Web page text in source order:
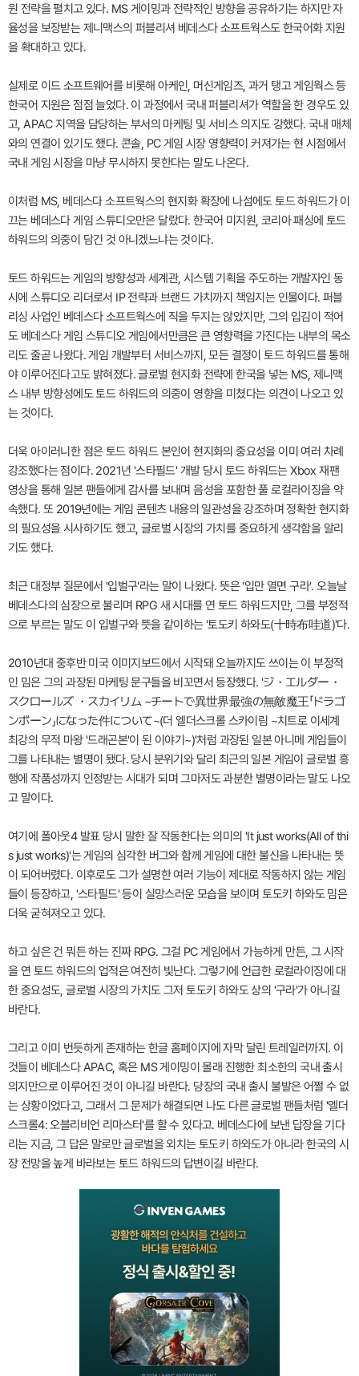
원 전략을 펼치고 있다. MS 게이밍과 전략적인 방향을 공유하기는 하지만 자
율성을 보장받는 제니맥스의 퍼블리셔 베데스다 소프트웍스도 한국어화 지원
을 확대하고 있다.
실제로 이드 소프트웨어를 비롯해 아케인, 머신게임즈, 과거 탱고 게임웍스 등
한국어 지원은 점점 늘었다. 이 과정에서 국내 퍼블리셔가 역할을 한 경우도 있
고, APAC 지역을 담당하는 부서의 마케팅 및 서비스 의지도 강했다. 국내 매체
와의 연결이 있기도 했다. 콘솔, PC 게임 시장 영향력이 커져가는 현 시점에서
국내 게임 시장을 마냥 무시하지 못한다는 말도 나온다.
이처럼 MS, 베데스다 소프트웍스의 현지화 확장에 나섬에도 토드 하워드가 이
끄는 베데스다 게임 스튜디오만은 달랐다. 한국어 미지원, 코리아 패싱에 토드
하워드의 의중이 담긴 것 아니겠느냐는 것이다.
토드 하워드는 게임의 방향성과 세계관, 시스템 기획을 주도하는 개발자인 동
시에 스튜디오 리더로서 IP 전략과 브랜드 가치까지 책임지는 인물이다. 퍼블
리싱 사업인 베데스다 소프트웍스에 직을 두지는 않았지만, 그의 입김이 적어
도 베데스다 게임 스튜디오 게임에서만큼은 큰 영향력을 가진다는 내부의 목소
리도 줄곧 나왔다. 게임 개발부터 서비스까지, 모든 결정이 토드 하워드를 통해
야 이루어진다고도 밝혀졌다. 글로벌 현지화 전략에 한국을 넣는 MS, 제니맥
스 내부 방향성에도 토드 하워드의 의중이 영향을 미쳤다는 의견이 나오고 있
는 것이다.
더욱 아이러니한 점은 토드 하워드 본인이 현지화의 중요성을 이미 여러 차례
강조했다는 점이다. 2021년 '스타필드' 개발 당시 토드 하워드는 Xbox 재팬
영상을 통해 일본 팬들에게 감사를 보내며 음성을 포함한 풀 로컬라이징을 약
속했다. 또 2019년에는 게임 콘텐츠 내용의 일관성을 강조하며 정확한 현지화
의 필요성을 시사하기도 했고, 글로벌 시장의 가치를 중요하게 생각함을 알리
기도 했다.
최근 대정부 질문에서 '입벌구'라는 말이 나왔다. 뜻은 '입만 열면 구라'. 오늘날
베데스다의 심장으로 불리며 RPG 새 시대를 연 토드 하워드지만, 그를 부정적
으로 부르는 말도 이 입벌구와 뜻을 같이하는 '토도키 하와도(十時布哇道)'다.
2010년대 중후반 미국 이미지보드에서 시작돼 오늘까지도 쓰이는 이 부정적
인 밈은 그의 과장된 마케팅 문구들을 비꼬면서 등장했다. 'ジ・エルダー・
スクロールズ ・スカイリム ~チートで異世界最強の無敵魔王「ドラゴ
ンボーン」になった件について~(더 엘더스크롤 스카이림 ~치트로 이세계
최강의 무적 마왕 '드래곤본'이 된 이야기~)'처럼 과장된 일본 아니메 게임들이
그를 나타내는 별명이 됐다. 당시 분위기와 달리 최근의 일본 게임이 글로벌 흥
행에 작품성까지 인정받는 시대가 되며 그마저도 과분한 별명이라는 말도 나오
고 말이다.
여기에 폴아웃4 발표 당시 말한 잘 작동한다는 의미의 'It just works(All of thi
s just works)'는 게임의 심각한 버그와 함께 게임에 대한 불신을 나타내는 뜻
이 되어버렸다. 이후로도 그가 설명한 여러 기능이 제대로 작동하지 않는 게임
들이 등장하고, '스타필드' 등이 실망스러운 모습을 보이며 토도키 하와도 밈은
더욱 굳혀져오고 있다.
하고 싶은 건 뭐든 하는 진짜 RPG. 그걸 PC 게임에서 가능하게 만든, 그 시작
을 연 토드 하워드의 업적은 여전히 빛난다. 그렇기에 언급한 로컬라이징에 대
한 중요성도, 글로벌 시장의 가치도 그저 토도키 하와도 상의 '구라'가 아니길
바란다.
그리고 이미 번듯하게 존재하는 한글 홈페이지에 자막 달린 트레일러까지. 이
것들이 베데스다 APAC, 혹은 MS 게이밍이 몰래 진행한 최소한의 국내 출시
의지만으로 이루어진 것이 아니길 바란다. 당장의 국내 출시 불발은 어쩔 수 없
는 상황이었다고, 그래서 그 문제가 해결되면 나도 다른 글로벌 팬들처럼 '엘더
스크롤4: 오블리비언 리마스터'를 할 수 있다고. 베데스다에 보낸 답장을 기다
리는 지금, 그 답은 말로만 글로벌을 외치는 토도키 하와도가 아니라 한국의 시
장 전망을 높게 바라보는 토드 하워드의 답변이길 바란다.